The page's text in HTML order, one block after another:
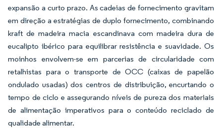
expansão a curto prazo. As cadeias de fornecimento gravitam
em direção a estratégias de duplo fornecimento, combinando
kraft de madeira macia escandinava com madeira dura de
eucalipto ibérico para equilibrar resistência e suavidade. Os
moinhos envolvem-se em parcerias de circularidade com
retalhistas para o transporte de OCC (caixas de papelão
ondulado usadas) dos centros de distribuição, encurtando o
tempo de ciclo e assegurando níveis de pureza dos materiais
de alimentação imperativos para o conteúdo reciclado de
qualidade alimentar.